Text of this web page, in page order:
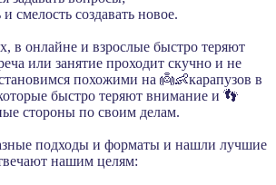
смелость создавать новое.
в онлайне и взрослые быстро теряют
или занятие проходит скучно и не
похожими на 👼👶карапузов в
быстро теряют внимание и 👣
стороны по своим делам.
подходы и форматы и нашли лучшие
нашим целям: